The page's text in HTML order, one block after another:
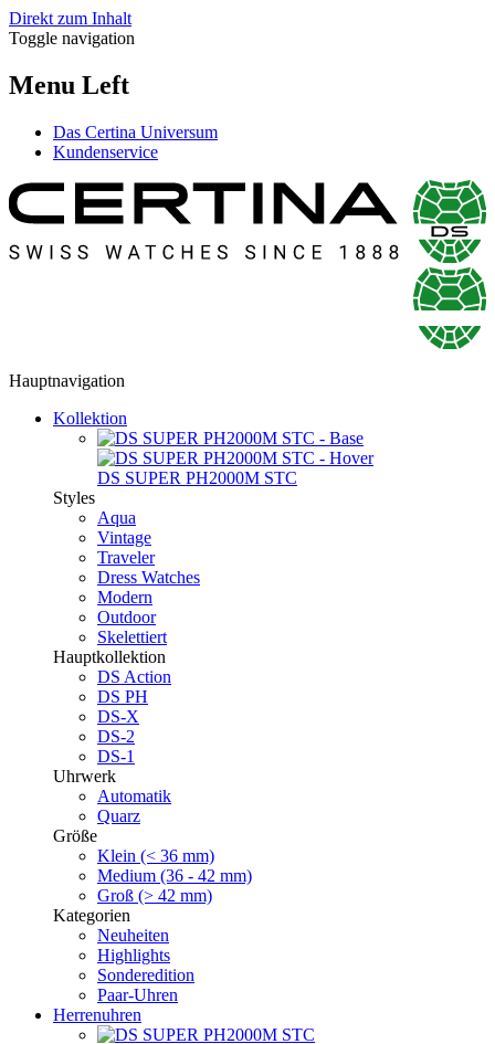
Direkt zum Inhalt
Toggle navigation
Menu Left
Das Certina Universum
Kundenservice
Hauptnavigation
Kollektion
DS SUPER PH2000M STC
Styles
Aqua
Vintage
Traveler
Dress Watches
Modern
Outdoor
Skelettiert
Hauptkollektion
DS Action
DS PH
DS-X
DS-2
DS-1
Uhrwerk
Automatik
Quarz
Größe
Klein (< 36 mm)
Medium (36 - 42 mm)
Groß (> 42 mm)
Kategorien
Neuheiten
Highlights
Sonderedition
Paar-Uhren
Herrenuhren